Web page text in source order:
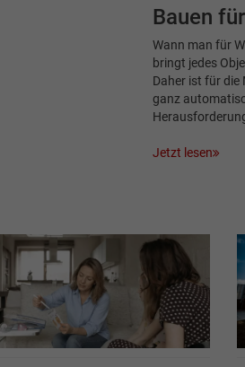
Bauen
Wann man für
bringt jedes
Daher ist für die
ganz
Jetzt lesen